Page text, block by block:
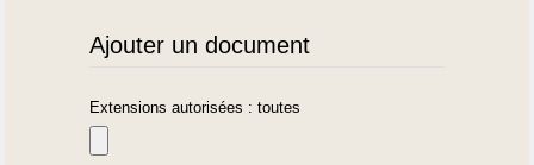
Ajouter un document
Extensions autorisées : toutes